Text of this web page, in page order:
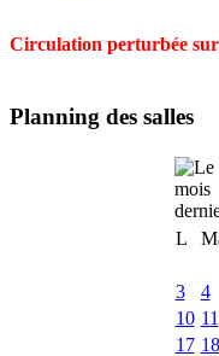
Circulation perturbée sur
Planning des salles
L
3
4
10 11
17 18